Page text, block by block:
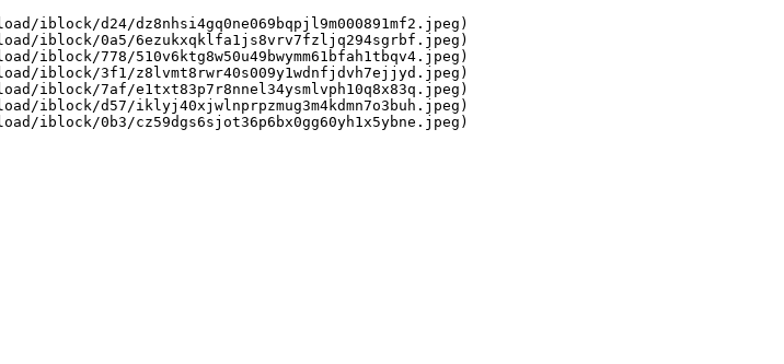
iblock/d24/dz8nhsi4gq0ne069bqpjl9m000891mf2.jpeg)
iblock/0a5/6ezukxqklfa1js8vrv7fzljq294sgrbf.jpeg)
iblock/778/510v6ktg8w50u49bwymm61bfah1tbqv4.jpeg)
iblock/3f1/z8lvmt8rwr40s009y1wdnfjdvh7ejjyd.jpeg)
iblock/7af/e1txt83p7r8nnel34ysmlvph10q8x83q.jpeg)
iblock/d57/iklyj40xjwlnprpzmug3m4kdmn7o3buh.jpeg)
iblock/0b3/cz59dgs6sjot36p6bx0gg60yh1x5ybne.jpeg)